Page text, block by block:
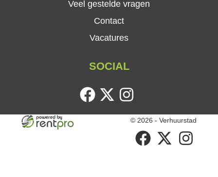
Veel gestelde vragen
Contact
Vacatures
SOCIAL
facebooktwitter
© 2026 - Verhuurstad
facebooktwitter instagram